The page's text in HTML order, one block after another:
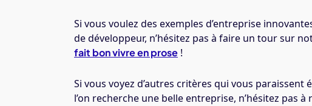
Si vous voulez des exemples d’entreprise
de développeur, n’hésitez pas à faire un tour sur
fait bon vivre en prose !
Si vous voyez d’autres critères qui vous
l’on recherche une belle entreprise, n’hésitez pas à